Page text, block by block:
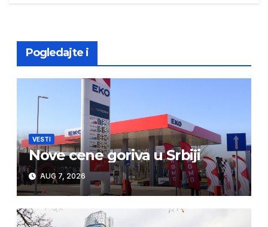
Pogledajte i
VESTI
Nove cene goriva u Srbiji
AUG 7, 2026